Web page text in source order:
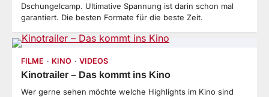
Dschungelcamp. Ultimative Spannung ist darin schon mal
garantiert. Die besten Formate für die beste Zeit.
FILME KINO VIDEOS
Kinotrailer – Das kommt ins Kino
Wer gerne sehen möchte welche Highlights im Kino sind